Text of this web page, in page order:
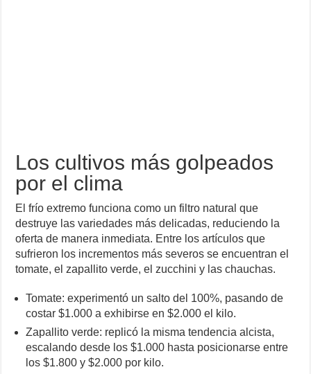
Los cultivos más golpeados
por el clima
El frío extremo funciona como un filtro natural que
destruye las variedades más delicadas, reduciendo la
oferta de manera inmediata. Entre los artículos que
sufrieron los incrementos más severos se encuentran el
tomate, el zapallito verde, el zucchini y las chauchas.
Tomate: experimentó un salto del 100%, pasando de
costar $1.000 a exhibirse en $2.000 el kilo.
Zapallito verde: replicó la misma tendencia alcista,
escalando desde los $1.000 hasta posicionarse entre
los $1.800 y $2.000 por kilo.